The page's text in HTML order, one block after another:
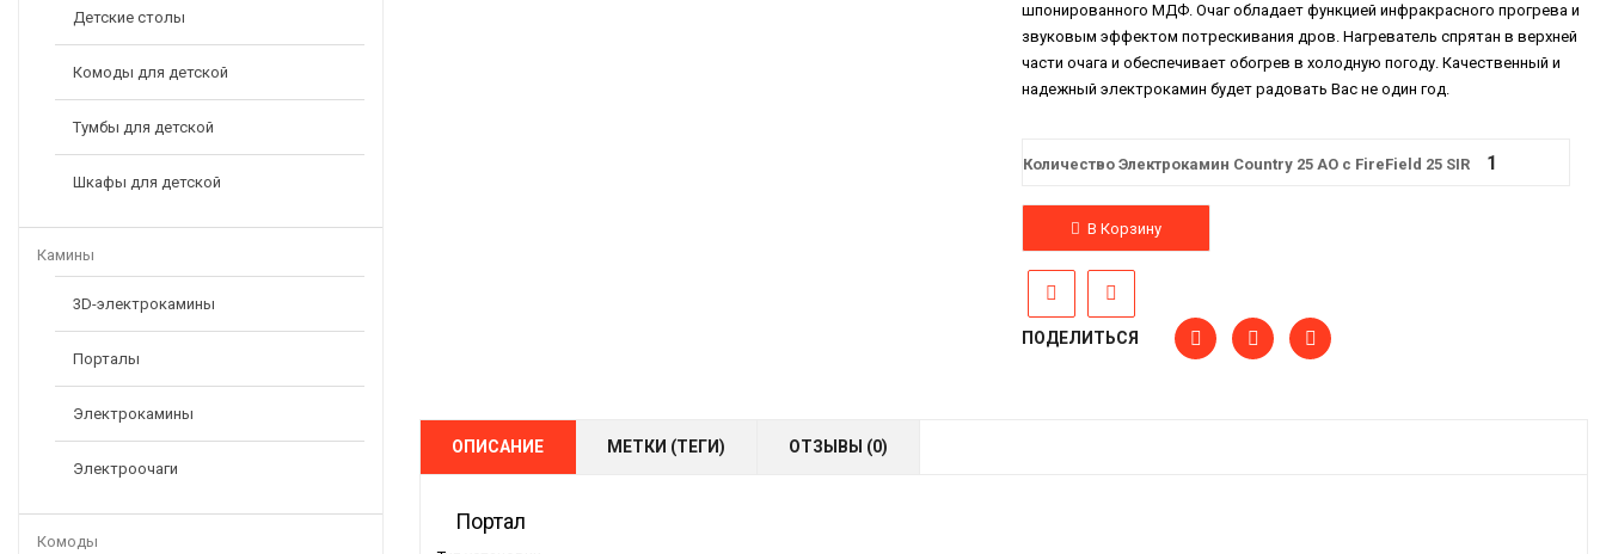
Детские столы
Комоды для детской
Тумбы для детской
Шкафы для детской
Камины
3D-электрокамины
Порталы
Электрокамины
Электроочаги
Комоды
шпонированного МДФ. Очаг обладает функцией инфракрасного прогрева и
звуковым эффектом потрескивания дров. Нагреватель спрятан в верхней
части очага и обеспечивает обогрев в холодную погоду. Качественный и
надежный электрокамин будет радовать Вас не один год.
Количество Электрокамин Country 25 AO с FireField 25 SIR
В Корзину
ПОДЕЛИТЬСЯ
ОПИСАНИЕ МЕТКИ (ТЕГИ) ОТЗЫВЫ (0)
Портал